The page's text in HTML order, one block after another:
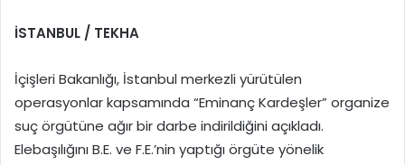
İSTANBUL / TEKHA
İçişleri Bakanlığı, İstanbul merkezli yürütülen
operasyonlar kapsamında “Eminanç Kardeşler” organize
suç örgütüne ağır bir darbe indirildiğini açıkladı.
Elebaşılığını B.E. ve F.E.’nin yaptığı örgüte yönelik